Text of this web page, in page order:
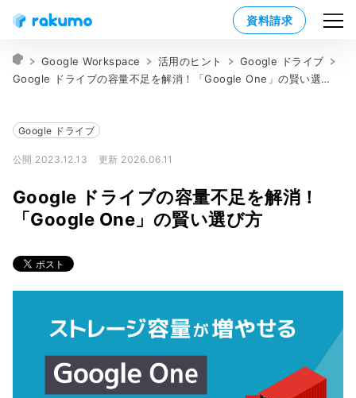
資料請求
Google Workspace 活用のヒント
Google ドライブ
Google ドライブの容量不足を解消！「Google One」の賢い選び方
Google ドライブ
公開 2023.12.13 更新 2026.06.11
Google ドライブの容量不足を解消！
「Google One」の賢い選び方